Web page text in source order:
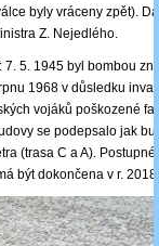
byly vráceny zpět).
Z. Nejedlého.
5. 1945 byl bombou
1968 v důsledku
vojáků poškozené
se podepsalo jak
(trasa C a A).
být dokončena v r. 2018.